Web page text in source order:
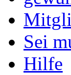
Sei
Hilfe